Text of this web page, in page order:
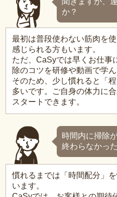
か？
最初は普段使わない筋肉を
感じられる方もいます。
ただ、CaSyでは早くお仕事
除のコツを研修や動画で学
そのため、少し慣れると「
多いです。ご自身の体力に
スタートできます。
時間内に掃除
終わらなかっ
慣れるまでは「時間配分」
います。